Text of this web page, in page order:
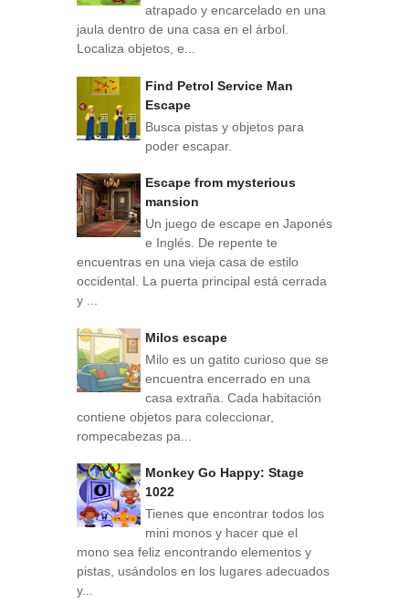
atrapado y encarcelado en una
jaula dentro de una casa en el árbol.
Localiza objetos, e...
Find Petrol Service Man
Escape
Busca pistas y objetos para
poder escapar.
Escape from mysterious
mansion
Un juego de escape en Japonés
e Inglés. De repente te
encuentras en una vieja casa de estilo
occidental. La puerta principal está cerrada
y ...
Milos escape
Milo es un gatito curioso que se
encuentra encerrado en una
casa extraña. Cada habitación
contiene objetos para coleccionar,
rompecabezas pa...
Monkey Go Happy: Stage
1022
Tienes que encontrar todos los
mini monos y hacer que el
mono sea feliz encontrando elementos y
pistas, usándolos en los lugares adecuados
y...